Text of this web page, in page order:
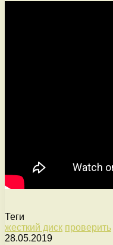
Теги
жесткий диск проверить
28.05.2019